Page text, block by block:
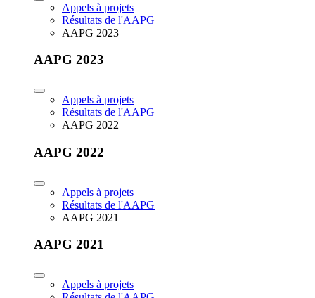
Appels à projets
Résultats de l'AAPG
AAPG 2023
AAPG 2023
Appels à projets
Résultats de l'AAPG
AAPG 2022
AAPG 2022
Appels à projets
Résultats de l'AAPG
AAPG 2021
AAPG 2021
Appels à projets